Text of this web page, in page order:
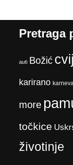
Pretraga
auti Božić
karirano karneval
more
točkice
životinje